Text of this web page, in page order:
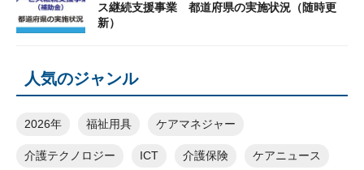
ス継続支援事業 都道府県の実施状況（随時更
新）
人気のジャンル
2026年 福祉用具 ケアマネジャー
介護テクノロジー ICT 介護保険 ケアニュース